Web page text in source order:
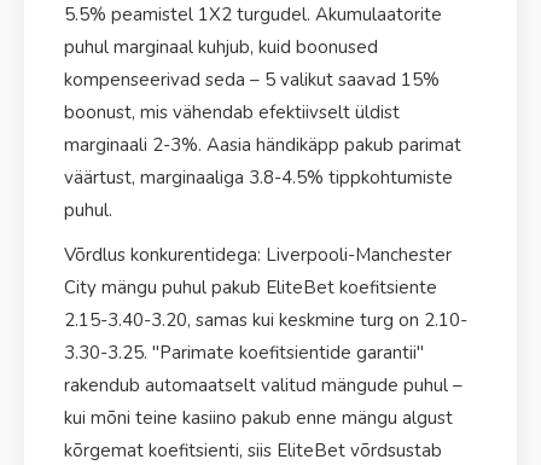
5.5% peamistel 1X2 turgudel. Akumulaatorite
puhul marginaal kuhjub, kuid boonused
kompenseerivad seda – 5 valikut saavad 15%
boonust, mis vähendab efektiivselt üldist
marginaali 2-3%. Aasia händikäpp pakub parimat
väärtust, marginaaliga 3.8-4.5% tippkohtumiste
puhul.
Võrdlus konkurentidega: Liverpooli-Manchester
City mängu puhul pakub EliteBet koefitsiente
2.15-3.40-3.20, samas kui keskmine turg on 2.10-
3.30-3.25. "Parimate koefitsientide garantii"
rakendub automaatselt valitud mängude puhul –
kui mõni teine ​​kasiino pakub enne mängu algust
kõrgemat koefitsienti, siis EliteBet võrdsustab